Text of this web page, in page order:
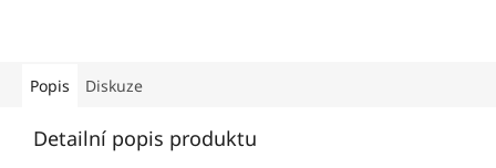
Popis Diskuze
Detailní popis produktu